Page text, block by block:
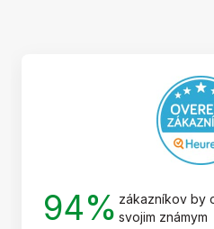
94% zákazníkov by
svojim známym